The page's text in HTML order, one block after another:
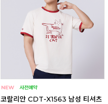
코랄리안 CDT-X1563 남성 티셔츠